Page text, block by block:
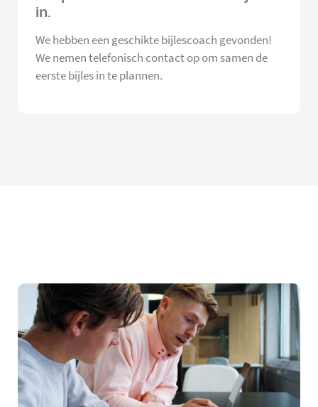
in.
We hebben een geschikte bijlescoach gevonden!
We nemen telefonisch contact op om samen de
eerste bijles in te plannen.